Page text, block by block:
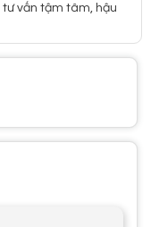
tư vấn tậm tâm, hậu